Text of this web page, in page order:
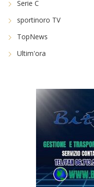
Serie C
sportinoro TV
TopNews
Ultim'ora